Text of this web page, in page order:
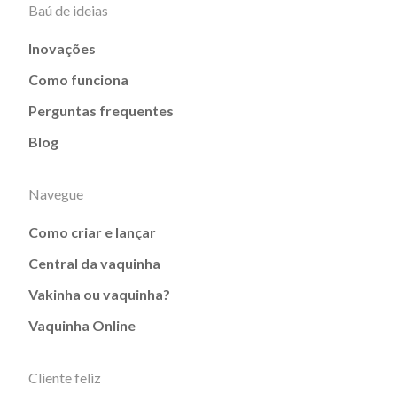
Baú de ideias
Inovações
Como funciona
Perguntas frequentes
Blog
Navegue
Como criar e lançar
Central da vaquinha
Vakinha ou vaquinha?
Vaquinha Online
Cliente feliz